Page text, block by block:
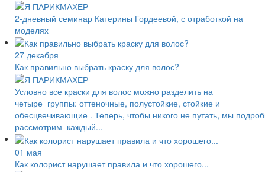
2-дневный семинар Катерины Гордеевой, с отработкой на
моделях
27 декабря
Как правильно выбрать краску для волос?
Условно все краски для волос можно разделить на
четыре группы: оттеночные, полустойкие, стойкие и
обесцвечивающие . Теперь, чтобы никого не путать, мы
рассмотрим каждый...
01 мая
Как колорист нарушает правила и что хорошего...